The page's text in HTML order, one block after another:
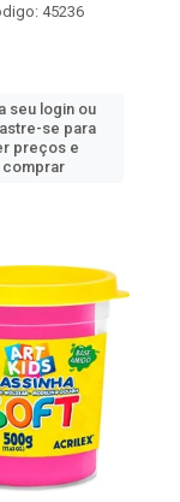
45236
seu login ou
se para
preços e
comprar